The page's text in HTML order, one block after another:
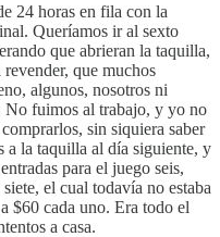
24 horas en fila con la
Queríamos ir al sexto
que abrieran la taquilla,
que muchos
algunos, nosotros ni
No fuimos al trabajo, y yo no
sin siquiera saber
a la taquilla al día siguiente, y
para el juego seis,
el cual todavía no estaba
$60 cada uno. Era todo el
a casa.